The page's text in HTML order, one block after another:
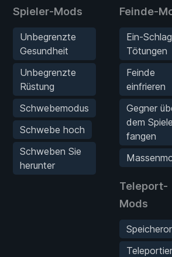
Spieler-Mods
Unbegrenzte
Gesundheit
Unbegrenzte
Rüstung
Schwebemodus
Schwebe hoch
Schweben Sie
herunter
Feinde-
Ein-
Tötungen
Feinde
einfrieren
Gegner
dem
fangen
Teleport-
Mods